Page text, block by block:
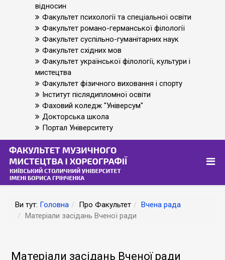
відносин
Факультет психології та спеціальної освіти
Факультет романо-германської філології
Факультет суспільно-гуманітарних наук
Факультет східних мов
Факультет української філології, культури і
мистецтва
Факультет фізичного виховання і спорту
Інститут післядипломної освіти
Фаховий коледж "Універсум"
Докторська школа
Портал Університету
Ви тут: Головна Про Факультет
Вчена рада
Матеріали засідань Вченої ради
Матеріали засідань Вченої ради